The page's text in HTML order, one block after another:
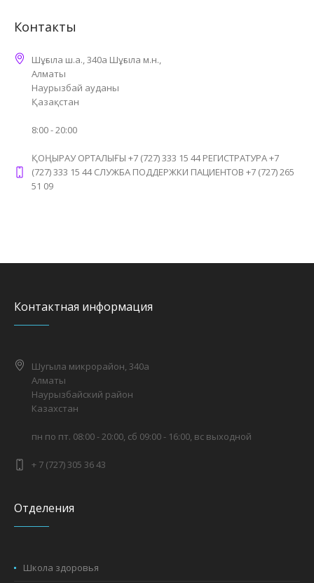
Контакты
Шұғыла ш.а., 340а Шұғыла м.н.,
Алматы
Наурызбай ауданы
Қазақстан
8:00 - 20:00
ҚОҢЫРАУ ОРТАЛЫҒЫ +7 (727) 333 15 44 РЕГИСТРАТУРА +7
(727) 333 15 44 СЛУЖБА ПОДДЕРЖКИ ПАЦИЕНТОВ +7 (727) 265
51 09
Контактная информация
Шугыла микрорайон, 340а
Алматы
Наурызбайский район
Казахстан
пн по пт. 08:00 - 20:00, сб 09:00 - 16:00, вс выходной
+ 7 (727) 305 36 43
Отделения
Школа здоровья